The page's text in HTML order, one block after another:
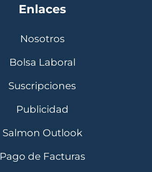
Enlaces
Nosotros
Bolsa Laboral
Suscripciones
Publicidad
Salmon Outlook
Pago de Facturas